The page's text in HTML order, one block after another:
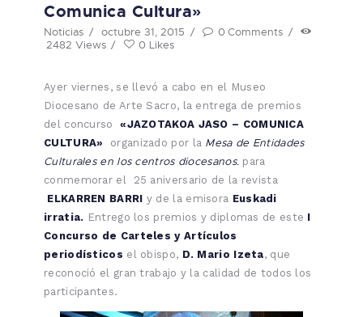
Comunica Cultura»
Noticias octubre 31, 2015 0 Comments
2482 Views 0 Likes
Ayer viernes, se llevó a cabo en el Museo
Diocesano de Arte Sacro, la entrega de premios
del concurso«JAZOTAKOA JASO – COMUNICA
CULTURA» organizado por la Mesa de Entidades
Culturales en los centros diocesanos. para
conmemorar el 25 aniversario de la revista
ELKARREN BARRI y de la emisora Euskadi
irratia. Entrego los premios y diplomas de este I
Concurso de Carteles y Artículos
periodísticos el obispo, D. Mario Izeta, que
reconoció el gran trabajo y la calidad de todos los
participantes.